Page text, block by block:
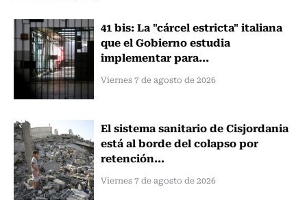
41 bis: La "cárcel estricta" italiana
que el Gobierno estudia
implementar para...
Viernes 7 de agosto de 2026
El sistema sanitario de Cisjordania
está al borde del colapso por
retención...
Viernes 7 de agosto de 2026